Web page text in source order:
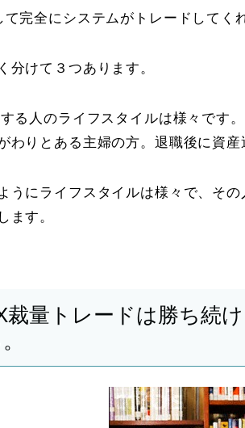
て完全にシステムがトレードしてく
分けて３つあります。
る人のライフスタイルは様々です
わりとある主婦の方。退職後に資産
うにライフスタイルは様々で、そ
ます。
裁量トレードは勝ち続